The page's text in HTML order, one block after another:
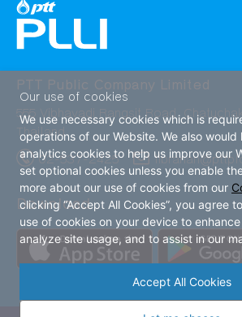
PTT Public Company Limited
555 Vibhavadi Rangsit Road,
Thailand
02-537-2425
Download
Our use of cookies
We use necessary cookies which is
operations of our Website. We also
analytics cookies to help us improve our
set optional cookies unless you enable
more about our use of cookies from our
clicking “Accept All Cookies”, you agree
use of cookies on your device to
analyze site usage, and to assist in our
Accept All Cookies